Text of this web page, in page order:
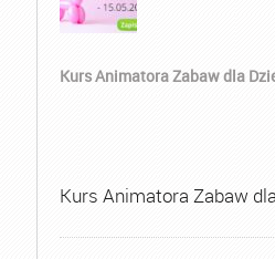
Kurs Animatora Zabaw dla
Kurs Animatora Zabaw